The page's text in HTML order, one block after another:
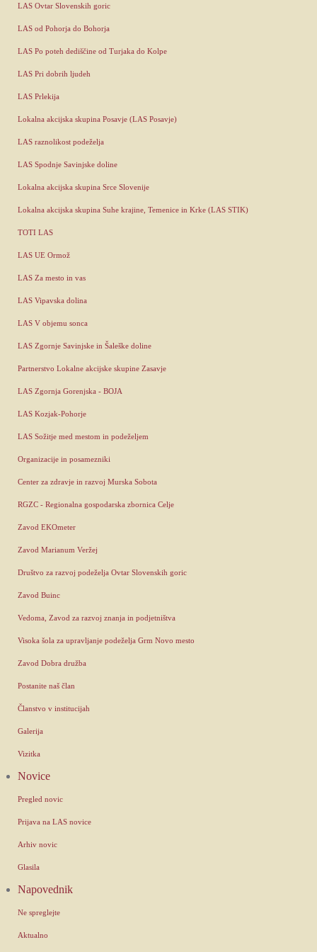
LAS Ovtar Slovenskih goric
LAS od Pohorja do Bohorja
LAS Po poteh dediščine od Turjaka do Kolpe
LAS Pri dobrih ljudeh
LAS Prlekija
Lokalna akcijska skupina Posavje (LAS Posavje)
LAS raznolikost podeželja
LAS Spodnje Savinjske doline
Lokalna akcijska skupina Srce Slovenije
Lokalna akcijska skupina Suhe krajine, Temenice in Krke (LAS STIK)
TOTI LAS
LAS UE Ormož
LAS Za mesto in vas
LAS Vipavska dolina
LAS V objemu sonca
LAS Zgornje Savinjske in Šaleške doline
Partnerstvo Lokalne akcijske skupine Zasavje
LAS Zgornja Gorenjska - BOJA
LAS Kozjak-Pohorje
LAS Sožitje med mestom in podeželjem
Organizacije in posamezniki
Center za zdravje in razvoj Murska Sobota
RGZC - Regionalna gospodarska zbornica Celje
Zavod EKOmeter
Zavod Marianum Veržej
Društvo za razvoj podeželja Ovtar Slovenskih goric
Zavod Buinc
Vedoma, Zavod za razvoj znanja in podjetništva
Visoka šola za upravljanje podeželja Grm Novo mesto
Zavod Dobra družba
Postanite naš član
Članstvo v institucijah
Galerija
Vizitka
Novice
Pregled novic
Prijava na LAS novice
Arhiv novic
Glasila
Napovednik
Ne spreglejte
Aktualno